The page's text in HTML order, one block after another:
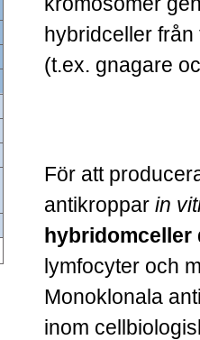
hybridceller
(t.ex. gnagare
För att
antikroppar in
hybridomceller
lymfocyter och
Monoklonala
inom